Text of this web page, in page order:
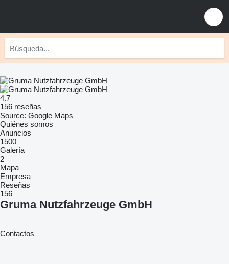
4.7
156 reseñas
Source: Google Maps
Quiénes somos
Anuncios
1500
Galería
2
Mapa
Empresa
Reseñas
156
Gruma Nutzfahrzeuge GmbH
Contactos